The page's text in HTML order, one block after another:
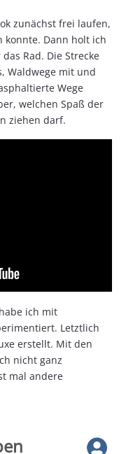
zunächst frei laufen,
konnte. Dann holt ich
Rad. Die Strecke
Waldwege mit und
Wege
welchen Spaß der
ziehen darf.
ich mit
Letztlich
erstellt. Mit den
nicht ganz
mal andere